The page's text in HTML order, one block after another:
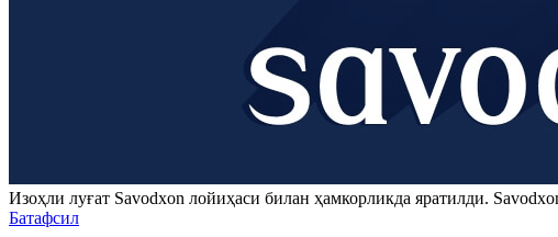
Изоҳли луғат Savodxon лойиҳаси билан ҳамкорликда яратилди.
Батафсил